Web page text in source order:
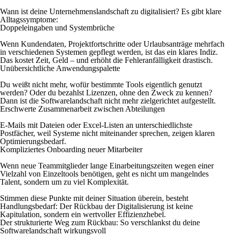
Wann ist deine Unternehmenslandschaft zu digitalisiert? Es gibt klare
Alltagssymptome:
Doppeleingaben und Systembrüche
Wenn Kundendaten, Projektfortschritte oder Urlaubsanträge mehrfach
in verschiedenen Systemen gepflegt werden, ist das ein klares Indiz.
Das kostet Zeit, Geld – und erhöht die Fehleranfälligkeit drastisch.
Unübersichtliche Anwendungspalette
Du weißt nicht mehr, wofür bestimmte Tools eigentlich genutzt
werden? Oder du bezahlst Lizenzen, ohne den Zweck zu kennen?
Dann ist die Softwarelandschaft nicht mehr zielgerichtet aufgestellt.
Erschwerte Zusammenarbeit zwischen Abteilungen
E-Mails mit Dateien oder Excel-Listen an unterschiedlichste
Postfächer, weil Systeme nicht miteinander sprechen, zeigen klaren
Optimierungsbedarf.
Kompliziertes Onboarding neuer Mitarbeiter
Wenn neue Teammitglieder lange Einarbeitungszeiten wegen einer
Vielzahl von Einzeltools benötigen, geht es nicht um mangelndes
Talent, sondern um zu viel Komplexität.
Stimmen diese Punkte mit deiner Situation überein, besteht
Handlungsbedarf: Der Rückbau der Digitalisierung ist keine
Kapitulation, sondern ein wertvoller Effizienzhebel.
Der strukturierte Weg zum Rückbau: So verschlankst du deine
Softwarelandschaft wirkungsvoll